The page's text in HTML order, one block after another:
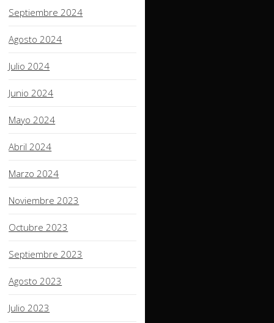
Septiembre 2024
Agosto 2024
Julio 2024
Junio 2024
Mayo 2024
Abril 2024
Marzo 2024
Noviembre 2023
Octubre 2023
Septiembre 2023
Agosto 2023
Julio 2023